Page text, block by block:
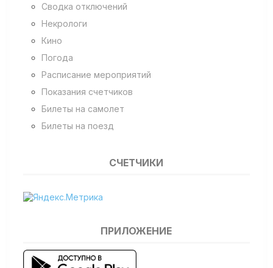
Сводка отключений
Некрологи
Кино
Погода
Расписание мероприятий
Показания счетчиков
Билеты на самолет
Билеты на поезд
СЧЕТЧИКИ
ПРИЛОЖЕНИЕ